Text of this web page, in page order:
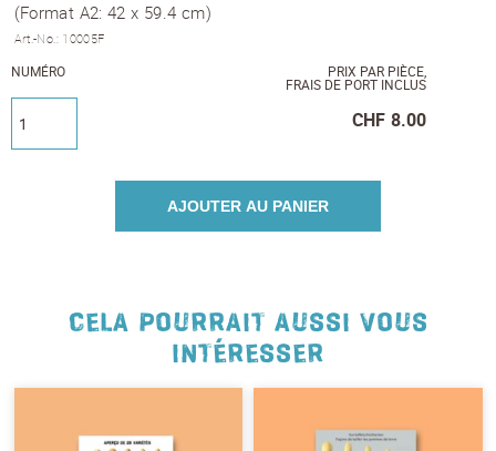
(Format A2: 42 x 59.4 cm)
Art.-No.: 10005F
NUMÉRO PRIX PAR PIÈCE,
FRAIS DE PORT INCLUS
CHF 8.00
AJOUTER AU PANIER
CELA POURRAIT AUSSI VOUS
INTÉRESSER
Inscrivez-vous et recevez 12 fois par an les
nouvelles sur les pommes de terre.
TITRE(OPTIONAL)